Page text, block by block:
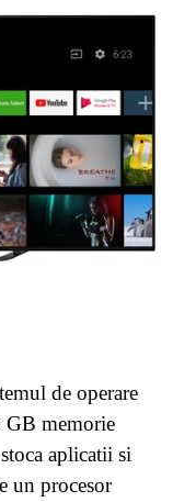
de operare
GB memorie
aplicatii si
un procesor